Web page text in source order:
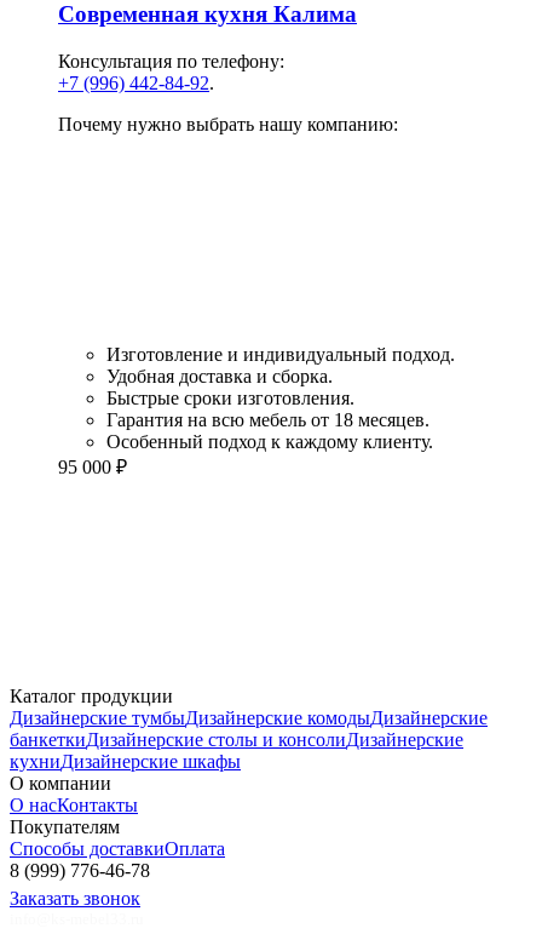
Современная кухня Калима
Консультация по телефону:
+7 (996) 442-84-92.
Почему нужно выбрать нашу компанию:
Изготовление и индивидуальный подход.
Удобная доставка и сборка.
Быстрые сроки изготовления.
Гарантия на всю мебель от 18 месяцев.
Особенный подход к каждому клиенту.
95 000 ₽
Каталог продукции
Дизайнерские тумбыДизайнерские комодыДизайнерские
банкеткиДизайнерские столы и консолиДизайнерские
кухниДизайнерские шкафы
О компании
О насКонтакты
Покупателям
Способы доставкиОплата
8 (999) 776-46-78
Заказать звонок